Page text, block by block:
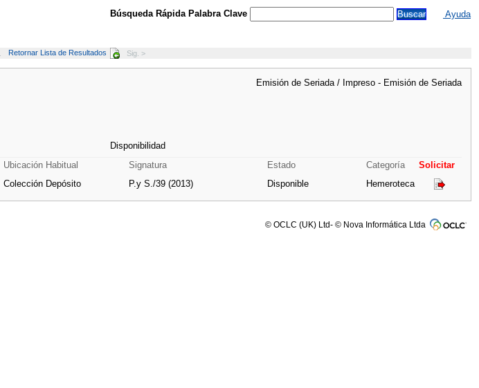
Búsqueda Rápida Palabra Clave Ayuda
Retornar Lista de Resultados Sig. >
Emisión de Seriada / Impreso - Emisión de Seriada
Disponibilidad
Ubicación Habitual Signatura Estado Categoría
Solicitar
Colección Depósito P.y S./39 (2013) Disponible Hemeroteca
© OCLC (UK) Ltd- © Nova Informática Ltda